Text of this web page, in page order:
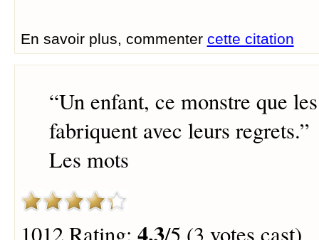
En savoir plus, commenter cette citation
“Un enfant, ce monstre que
fabriquent avec leurs regrets.”
Les mots
1012 Rating: 4.3/5 (3 votes cast)